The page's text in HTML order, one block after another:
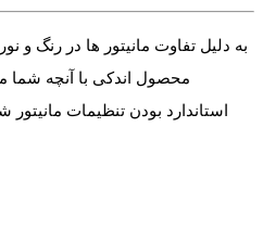
محصول اندکی با آنچه شما
استاندارد بودن تنظیمات